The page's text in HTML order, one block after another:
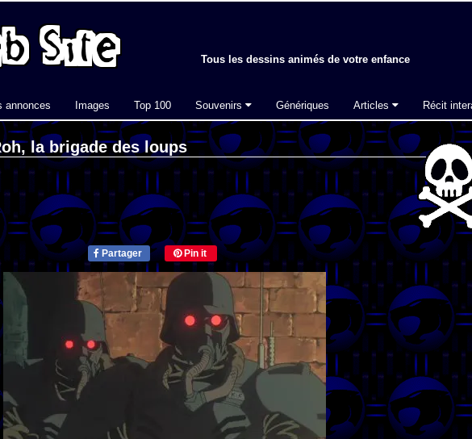
Tous les dessins animés de votre enfance
annonces Images Top 100 Souvenirs Génériques Articles Récit
la brigade des loups
Partager Pin it